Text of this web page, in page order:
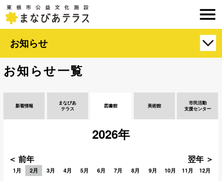
お知らせ
お知らせ一覧
新着情報
まなびあ
テラス
図書館 美術館
市民活動
支援センター
2026年
＜ 前年 翌年 ＞
1月 2月 3月 4月 5月 6月 7月 8月 9月 10月 11月 12月